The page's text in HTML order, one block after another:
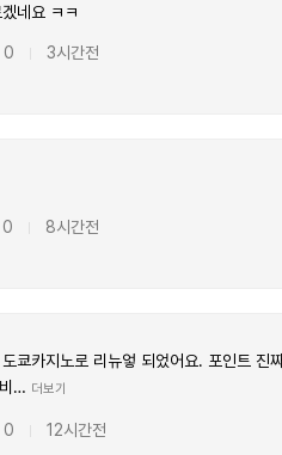
네요 ㅋㅋ
0 3시간전
0 8시간전
쿄카지노로 리뉴엏 되었어요. 포인트
… 더보기
0 12시간전